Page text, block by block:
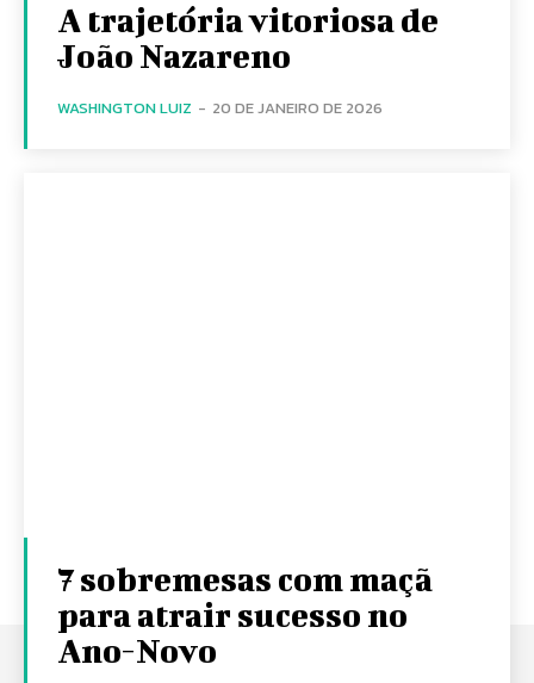
A trajetória vitoriosa de
João Nazareno
WASHINGTON LUIZ - 20 DE JANEIRO DE 2026
7 sobremesas com maçã
para atrair sucesso no
Ano-Novo